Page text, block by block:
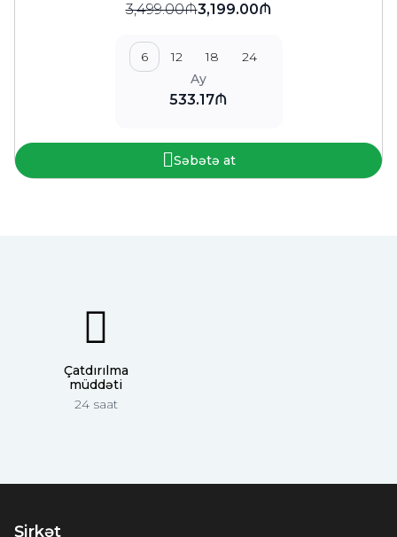
3,499.00₼3,199.00₼
6 12 18
24
Ay
533.17₼
Səbətə at
Çatdırılma
müddəti
24 saat
Şirkət